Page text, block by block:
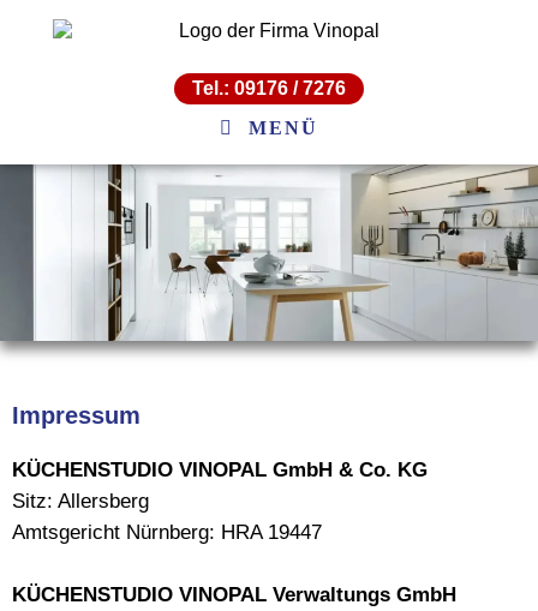
Tel.: 09176 / 7276
MENÜ
Impressum
KÜCHENSTUDIO VINOPAL GmbH & Co. KG
Sitz: Allersberg
Amtsgericht Nürnberg: HRA 19447
KÜCHENSTUDIO VINOPAL Verwaltungs GmbH